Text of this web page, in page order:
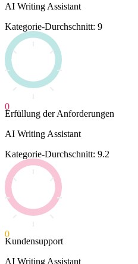
AI Writing Assistant
Kategorie-Durchschnitt: 9
0
Erfüllung der Anforderungen
AI Writing Assistant
Kategorie-Durchschnitt: 9.2
0
Kundensupport
AI Writing Assistant